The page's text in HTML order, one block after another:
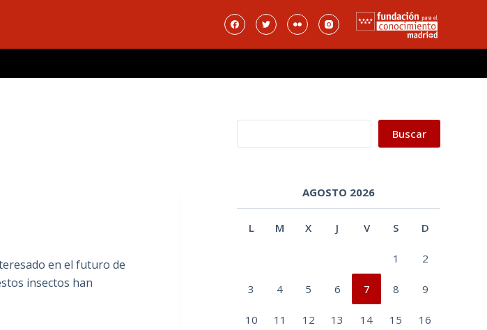
en el futuro de
insectos han
Buscar
AGOSTO 2026
L M X J V S D
1 2
3 4 5 6 7 8 9
10 11 12 13 14 15 16